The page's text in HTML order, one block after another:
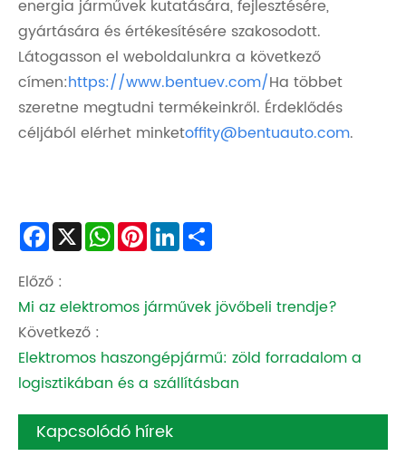
energia járművek kutatására, fejlesztésére,
gyártására és értékesítésére szakosodott.
Látogasson el weboldalunkra a következő
címen:https://www.bentuev.com/Ha többet
szeretne megtudni termékeinkről. Érdeklődés
céljából elérhet minketoffity@bentuauto.com.
Facebook
X WhatsApp
PinterestLinkedIn
Előző :
Mi az elektromos járművek jövőbeli trendje?
Következő :
Elektromos haszongépjármű: zöld forradalom a
logisztikában és a szállításban
Kapcsolódó hírek